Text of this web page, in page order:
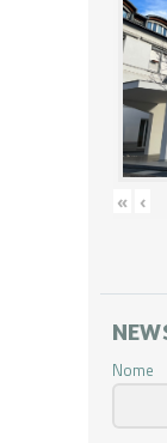
« ‹
Nome